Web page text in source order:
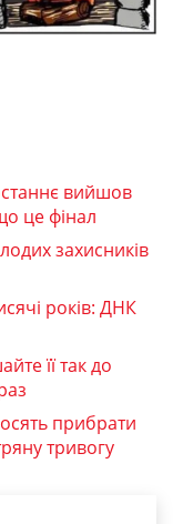
вийшов
це фінал
захисників
років: ДНК
її так до
прибрати
тривогу